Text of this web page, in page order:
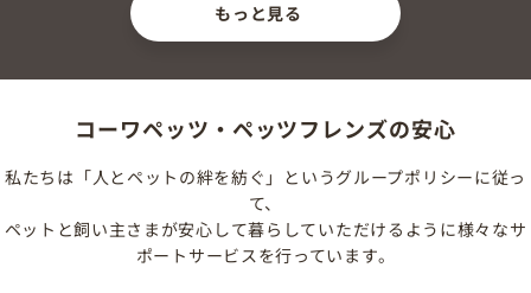
もっと見る
コーワペッツ・ペッツフレンズの安心
私たちは「人とペットの絆を紡ぐ」というグループポリシーに従っ
て、
ペットと飼い主さまが安心して暮らしていただけるように様々なサ
ポートサービスを行っています。